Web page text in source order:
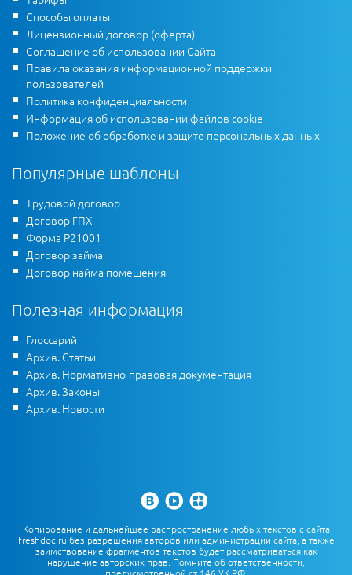
Способы оплаты
Лицензионный договор (оферта)
Соглашение об использовании Сайта
Правила оказания информационной поддержки
пользователей
Политика конфиденциальности
Информация об использовании файлов cookie
Положение об обработке и защите персональных данных
Популярные шаблоны
Трудовой договор
Договор ГПХ
Форма Р21001
Договор займа
Договор найма помещения
Полезная информация
Глоссарий
Архив. Статьи
Архив. Нормативно-правовая документация
Архив. Законы
Архив. Новости
Копирование и дальнейшее распространение любых текстов с сайта
freshdoc.ru без разрешения авторов или администрации сайта, а также
заимствование фрагментов текстов будет рассматриваться как
нарушение авторских прав. Помните об ответственности,